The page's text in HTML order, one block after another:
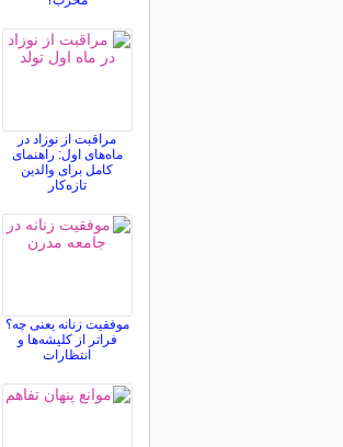
مراقبت از نوزاد در
ماه‌های اول: راهنمای
کامل برای والدین
تازه‌کار
موفقیت زنانه یعنی چه؟
فراتر از کلیشه‌ها و
انتظارات